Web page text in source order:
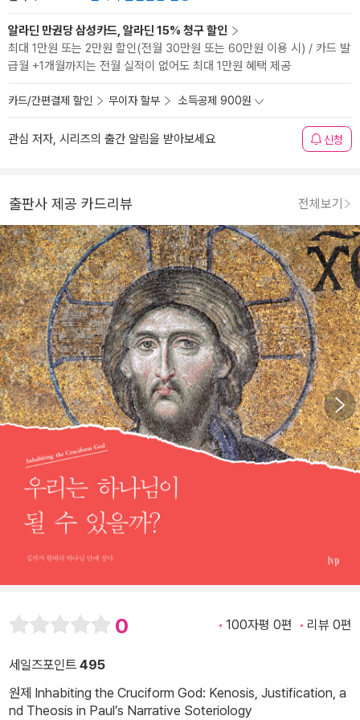
알라딘 만권당 삼성카드, 알라딘 15% 청구 할인
최대 1만원 또는 2만원 할인(전월 30만원 또는 60만원 이용 시) / 카드 발
급월 +1개월까지는 전월 실적이 없어도 최대 1만원 혜택 제공
카드/간편결제 할인 무이자 할부 소득공제 900원
관심 저자, 시리즈의 출간 알림을 받아보세요 신청
출판사 제공 카드리뷰 전체보기
0 100자평 0편 리뷰 0편
세일즈포인트 495
원제 Inhabiting the Cruciform God: Kenosis, Justification, a
nd Theosis in Paul’s Narrative Soteriology